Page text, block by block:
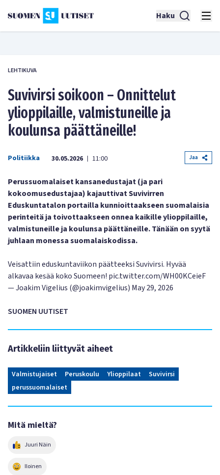
Haku
LEHTIKUVA
Suvivirsi soikoon – Onnittelut
ylioppilaille, valmistuneille ja
koulunsa päättäneille!
Politiikka 30.05.2026 | 11:00 Jaa
Perussuomalaiset kansanedustajat (ja pari
kokoomusedustajaa) kajauttivat Suvivirren
Eduskuntatalon portailla kunnioittaakseen suomalaisia
perinteitä ja toivottaakseen onnea kaikille ylioppilaille,
valmistuneille ja koulunsa päättäneille. Tänään on syytä
juhlaan monessa suomalaiskodissa.
Veisattiin eduskuntaviikon päätteeksi Suvivirsi. Hyvää
alkavaa kesää koko Suomeen! pic.twitter.com/WH00KCeieF
— Joakim Vigelius (@joakimvigelius) May 29, 2026
SUOMEN UUTISET
Artikkeliin liittyvät aiheet
Valmistujaiset Peruskoulu Ylioppilaat
Suvivirsi
perussuomalaiset
Mitä mieltä?
Juuri Näin
Iloinen